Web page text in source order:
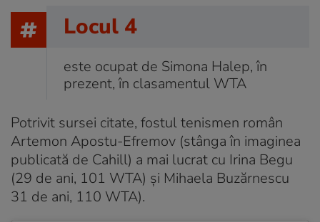
Locul 4
este ocupat de Simona Halep, în
prezent, în clasamentul WTA
Potrivit sursei citate, fostul tenismen român
Artemon Apostu-Efremov (stânga în imaginea
publicată de Cahill) a mai lucrat cu Irina Begu
(29 de ani, 101 WTA) și Mihaela Buzărnescu
31 de ani, 110 WTA).